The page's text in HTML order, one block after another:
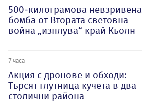
500-килограмова невзривена
бомба от Втората световна
война „изплува“ край Кьолн
7 часа
Акция с дронове и обходи:
Търсят глутница кучета в два
столични района